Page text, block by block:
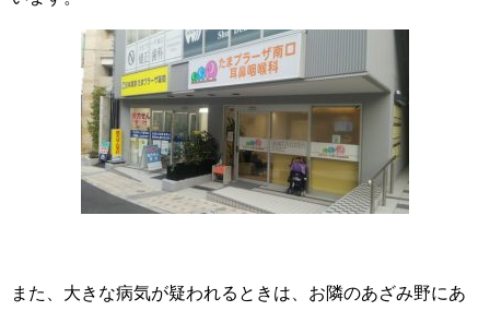
また、大きな病気が疑われるときは、お隣のあざみ野にあ